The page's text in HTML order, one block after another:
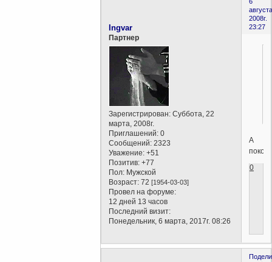
2008г.
23:27
Ingvar
Партнер
Зарегистрирован: Суббота, 22
марта, 2008г.
Приглашений: 0
Сообщений: 2323
Уважение: +51
Позитив: +77
Пол: Мужской
Возраст: 72[1954-03-03]
Провел на форуме:
12 дней 13 часов
Последний визит:
Понедельник, 6 марта, 2017г. 08:26
А
0